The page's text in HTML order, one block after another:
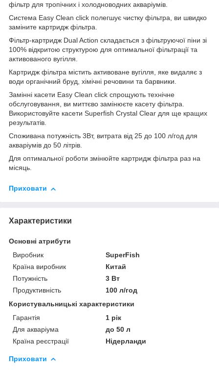
фільтр для тропічних і холодноводних акваріумів.
Система Easy Clean click полегшує чистку фільтра, ви швидко
заміните картридж фільтра.
Фільтр-картридж Dual Action складається з фільтруючої піни зі
100% відкритою структурою для оптимальної фільтрації та
активованого вугілля.
Картридж фільтра містить активоване вугілля, яке видаляє з
води органічний бруд, хімічні речовини та барвники.
Замінні касети Easy Clean click спрощують технічне
обслуговування, ви миттєво замінюєте касету фільтра.
Використовуйте касети Superfish Crystal Clear для ще кращих
результатів.
Споживана потужність 3Вт, витрата від 25 до 100 л/год для
акваріумів до 50 літрів.
Для оптимальної роботи змінюйте картридж фільтра раз на
місяць.
Приховати
Характеристики
Основні атрибути
Виробник
SuperFish
Країна виробник
Китай
Потужність
3 Вт
Продуктивність
100 л/год
Користувальницькі характеристики
Гарантія
1 рік
Для акваріума
до 50 л
Країна реєстрації
Нідерланди
Приховати